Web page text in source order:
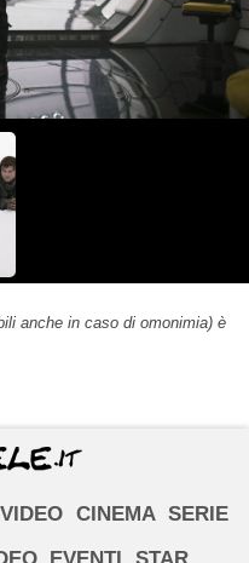
anche in caso di omonimia) è
VIDEO CINEMA SERIE